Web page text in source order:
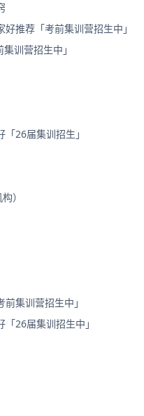
推荐「考前集训营招生中」
训营招生中」
26届集训招生」
）
集训营招生中」
26届集训招生中」